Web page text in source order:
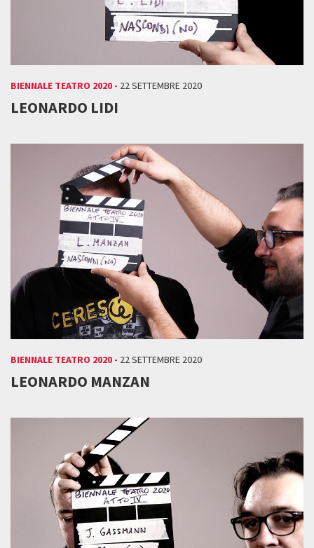
BIENNALE TEATRO 2020 - 22 SETTEMBRE 2020
LEONARDO LIDI
BIENNALE TEATRO 2020 - 22 SETTEMBRE 2020
LEONARDO MANZAN